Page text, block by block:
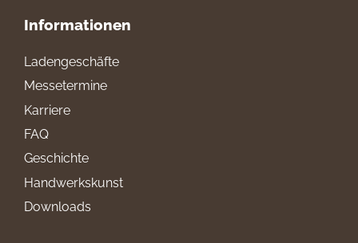
Informationen
Ladengeschäfte
Messetermine
Karriere
FAQ
Geschichte
Handwerkskunst
Downloads